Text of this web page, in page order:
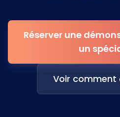
Réserver une
un
Voir comment